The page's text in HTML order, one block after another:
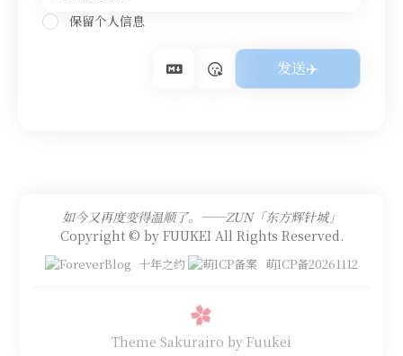
保留个人信息
如今又再度变得温顺了。——ZUN「东方辉针城」
Copyright © by FUUKEI All Rights Reserved.
十年之约 萌ICP备20261112
Theme Sakurairo by Fuukei